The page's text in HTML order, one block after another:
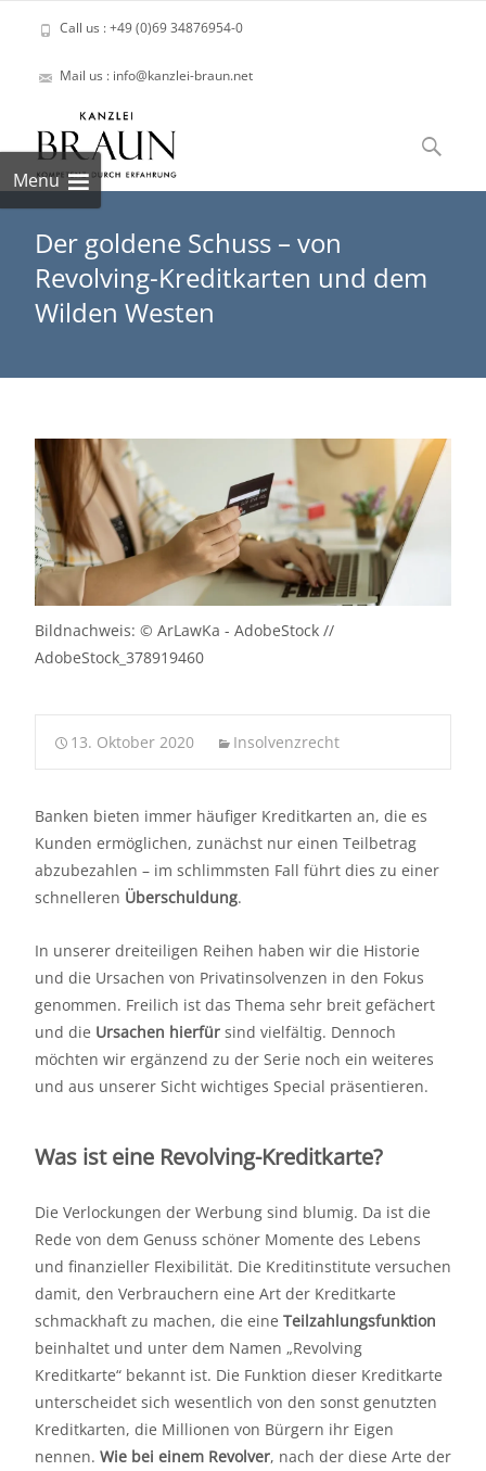
Call us : +49 (0)69 34876954-0
Mail us : info@kanzlei-braun.net
Menu
to
content
Suchen
nach:
Der goldene Schuss – von
Revolving-Kreditkarten und dem
Wilden Westen
Bildnachweis: © ArLawKa - AdobeStock //
AdobeStock_378919460
13. Oktober 2020 Insolvenzrecht
Banken bieten immer häufiger Kreditkarten an, die es
Kunden ermöglichen, zunächst nur einen Teilbetrag
abzubezahlen – im schlimmsten Fall führt dies zu einer
schnelleren Überschuldung.
In unserer dreiteiligen Reihen haben wir die Historie
und die Ursachen von Privatinsolvenzen in den Fokus
genommen. Freilich ist das Thema sehr breit gefächert
und die Ursachen hierfür sind vielfältig. Dennoch
möchten wir ergänzend zu der Serie noch ein weiteres
und aus unserer Sicht wichtiges Special präsentieren.
Was ist eine Revolving-Kreditkarte?
Die Verlockungen der Werbung sind blumig. Da ist die
Rede von dem Genuss schöner Momente des Lebens
und finanzieller Flexibilität. Die Kreditinstitute versuchen
damit, den Verbrauchern eine Art der Kreditkarte
schmackhaft zu machen, die eine Teilzahlungsfunktion
beinhaltet und unter dem Namen „Revolving
Kreditkarte“ bekannt ist. Die Funktion dieser Kreditkarte
unterscheidet sich wesentlich von den sonst genutzten
Kreditkarten, die Millionen von Bürgern ihr Eigen
nennen. Wie bei einem Revolver, nach der diese Arte der